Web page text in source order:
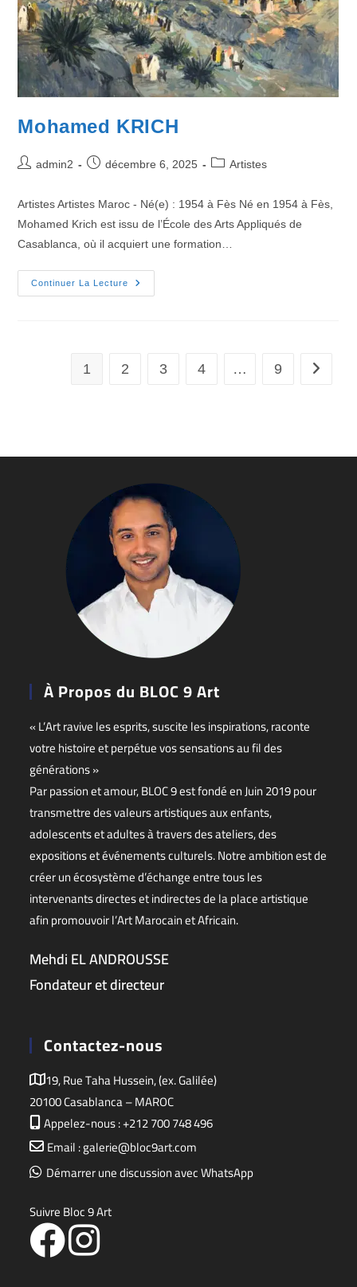
Mohamed KRICH
admin2 décembre 6, 2025 Artistes
Artistes Artistes Maroc - Né(e) : 1954 à Fès Né en 1954 à Fès,
Mohamed Krich est issu de l’École des Arts Appliqués de
Casablanca, où il acquiert une formation…
Continuer La Lecture
1 2 3 4 … 9
À Propos du BLOC 9 Art
« L’Art ravive les esprits, suscite les inspirations, raconte
votre histoire et perpétue vos sensations au fil des
générations »
Par passion et amour, BLOC 9 est fondé en Juin 2019 pour
transmettre des valeurs artistiques aux enfants,
adolescents et adultes à travers des ateliers, des
expositions et événements culturels. Notre ambition est de
créer un écosystème d’échange entre tous les
intervenants directes et indirectes de la place artistique
afin promouvoir l’Art Marocain et Africain.
Mehdi EL ANDROUSSE
Fondateur et directeur
Contactez-nous
19, Rue Taha Hussein, (ex. Galilée)
20100 Casablanca – MAROC
Appelez-nous : +212 700 748 496
Email : galerie@bloc9art.com
Démarrer une discussion avec WhatsApp
Suivre Bloc 9 Art